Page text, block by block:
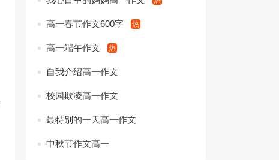
高一春节作文600字
高一端午作文
自我介绍高一作文
校园欺凌高一作文
最特别的一天高一作文
中秋节作文高一